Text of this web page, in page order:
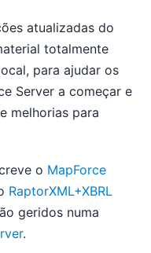
atualizadas do
totalmente
para ajudar os
Server a começar e
melhorias para
o MapForce
RaptorXML+XBRL
geridos numa
.